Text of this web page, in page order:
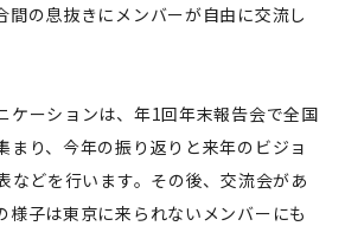
間の息抜きにメンバーが自由に交流し
ケーションは、年1回年末報告会で全国
まり、今年の振り返りと来年のビジョ
などを行います。その後、交流会があ
様子は東京に来られないメンバーにも